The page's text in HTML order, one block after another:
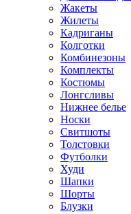
Жакеты
Жилеты
Кадриганы
Колготки
Комбинезоны
Комплекты
Костюмы
Лонгсливы
Нижнее белье
Носки
Свитшоты
Толстовки
Футболки
Худи
Шапки
Шорты
Блузки